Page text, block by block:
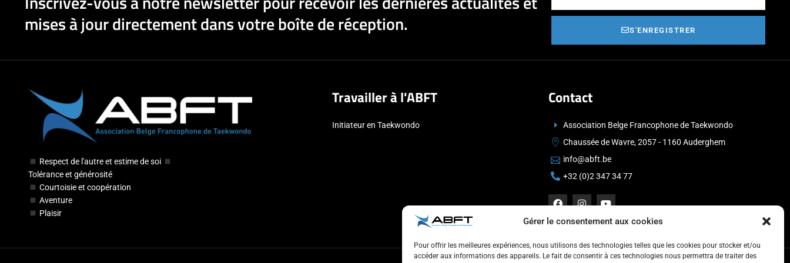
Gérer le consentement aux cookies
Pour offrir les meilleures expériences, nous utilisons des technologies telles que les cookies pour stocker et/ou
accéder aux informations des appareils. Le fait de consentir à ces technologies nous permettra de traiter des
mises à jour directement dans votre boîte de réception.
S'ENREGISTRER
Respect de l'autre et estime de soi
Tolérance et générosité
Courtoisie et coopération
Aventure
Plaisir
Travailler à l'ABFT
Initiateur en Taekwondo
Contact
Association Belge Francophone de Taekwondo
Chaussée de Wavre, 2057 - 1160 Auderghem
info@abft.be
+32 (0)2 347 34 77